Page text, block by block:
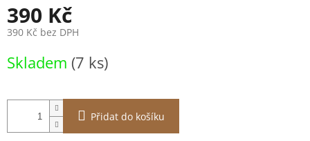
390 Kč
390 Kč bez DPH
cena:
Skladem (7 ks)
Přidat do košíku